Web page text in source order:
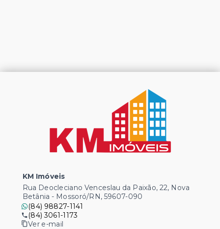
KM Imóveis
Rua Deocleciano Venceslau da Paixão, 22, Nova
Betânia - Mossoró/RN, 59607-090
(84) 98827-1141
(84) 3061-1173
Ver e-mail